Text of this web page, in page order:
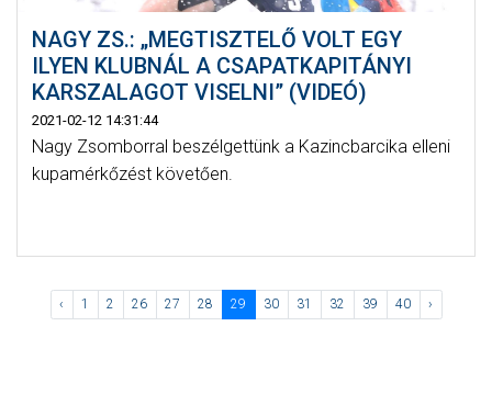
NAGY ZS.: „MEGTISZTELŐ VOLT EGY
ILYEN KLUBNÁL A CSAPATKAPITÁNYI
KARSZALAGOT VISELNI” (VIDEÓ)
2021-02-12 14:31:44
Nagy Zsomborral beszélgettünk a Kazincbarcika elleni
kupamérkőzést követően.
‹ 1 2 26 27 28 29 30 31 32 39 40 ›